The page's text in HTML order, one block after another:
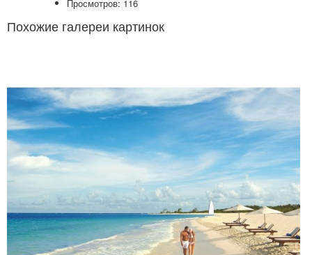
Просмотров: 116
Похожие галереи картинок